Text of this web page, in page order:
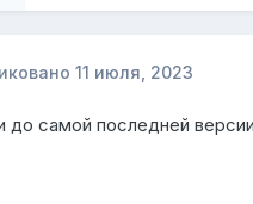
11 июля, 2023
до самой последней